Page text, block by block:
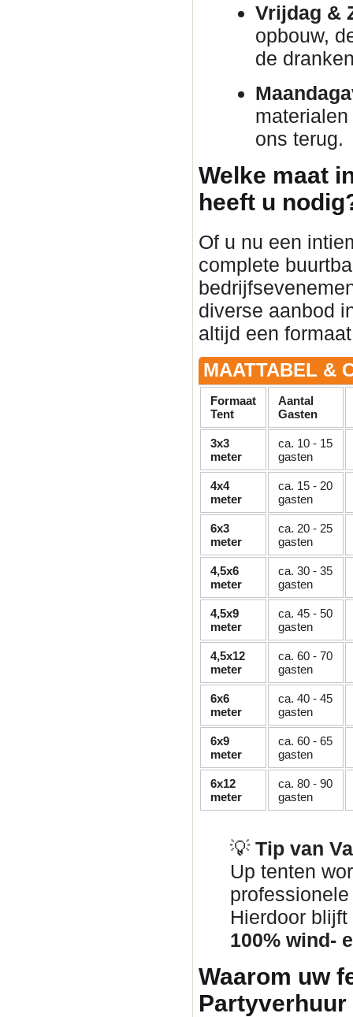
Vrijdag &
opbouw,
de
ons terug.
Welke maat
heeft u
Of u nu een
complete
diverse aanbod
altijd een
MAATTABEL &
Formaat
Tent
Aantal
Gasten
3x3
meter
ca. 10 - 15
gasten
4x4
meter
ca. 15 - 20
gasten
6x3
meter
ca. 20 - 25
gasten
4,5x6
meter
ca. 30 - 35
gasten
4,5x9
meter
ca. 45 - 50
gasten
4,5x12
meter
ca. 60 - 70
gasten
6x6
meter
ca. 40 - 45
gasten
6x9
meter
ca. 60 - 65
gasten
6x12
meter
ca. 80 - 90
gasten
💡 Tip van
Up tenten
Hierdoor
100% wind-
Waarom uw
Partyverhuur